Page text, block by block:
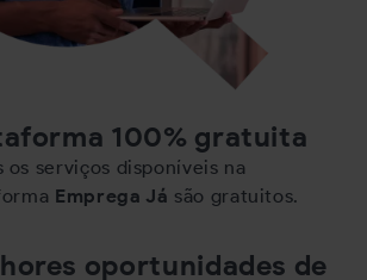
100% gratuita
os serviços disponíveis na
Emprega Já são gratuitos.
oportunidades de